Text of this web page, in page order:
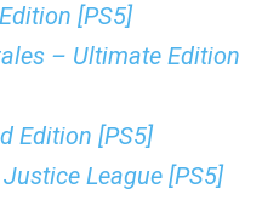
[PS5]
– Ultimate Edition
Edition [PS5]
League [PS5]